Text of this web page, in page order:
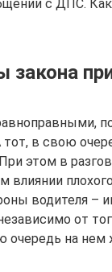
с ДПС.
закона
тот, в свою
этом в
влиянии
водителя –
от
очередь на нем